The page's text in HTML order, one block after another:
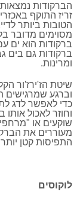
הברקודות
זריז התוקף
הטובות ביותר
מסוימים מדובר
ברקודות גם בים
ומרינות.
שיטת הז'ירז'ור
וברגע שמרגישים
כדי לאפשר לדג
וחוזר לאכול אותו
מעוררים את
התפיסות קטן
לוקוסים